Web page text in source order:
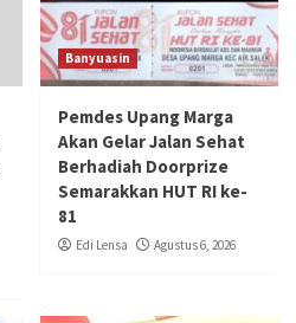
Banyuasin
Pemdes Upang Marga
Akan Gelar Jalan Sehat
Berhadiah Doorprize
Semarakkan HUT RI ke-
81
Edi Lensa Agustus 6, 2026